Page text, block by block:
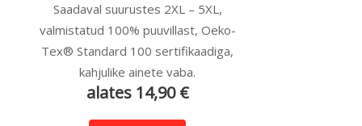
Saadaval suurustes 2XL – 5XL,
valmistatud 100% puuvillast, Oeko-
Tex® Standard 100 sertifikaadiga,
kahjulike ainete vaba.
alates 14,90 €